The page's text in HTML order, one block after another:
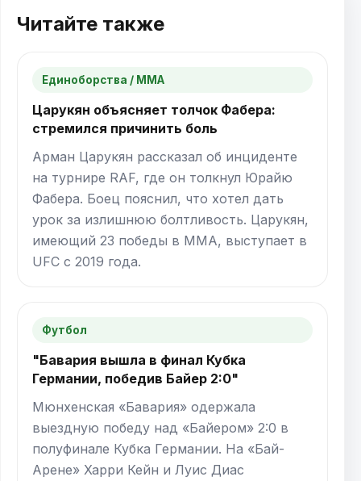
Читайте также
Единоборства / ММА
Царукян объясняет толчок Фабера:
стремился причинить боль
Арман Царукян рассказал об инциденте
на турнире RAF, где он толкнул Юрайю
Фабера. Боец пояснил, что хотел дать
урок за излишнюю болтливость. Царукян,
имеющий 23 победы в ММА, выступает в
UFC с 2019 года.
Футбол
"Бавария вышла в финал Кубка
Германии, победив Байер 2:0"
Мюнхенская «Бавария» одержала
выездную победу над «Байером» 2:0 в
полуфинале Кубка Германии. На «Бай-
Арене» Харри Кейн и Луис Диас